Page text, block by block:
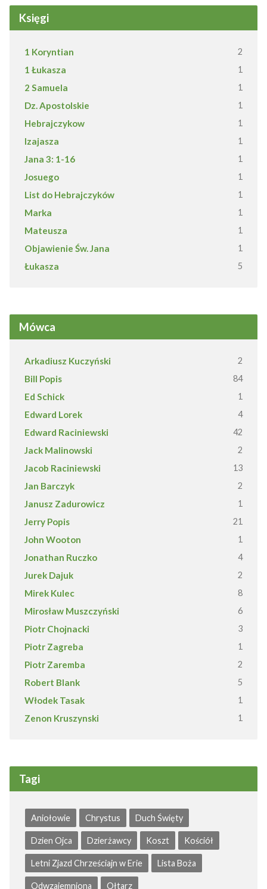
Księgi
1 Koryntian 2
1 Łukasza 1
2 Samuela 1
Dz. Apostolskie 1
Hebrajczykow 1
Izajasza 1
Jana 3: 1-16 1
Josuego 1
List do Hebrajczyków 1
Marka 1
Mateusza 1
Objawienie Św. Jana 1
Łukasza 5
Mówca
Arkadiusz Kuczyński 2
Bill Popis 84
Ed Schick 1
Edward Lorek 4
Edward Raciniewski 42
Jack Malinowski 2
Jacob Raciniewski 13
Jan Barczyk 2
Janusz Zadurowicz 1
Jerry Popis 21
John Wooton 1
Jonathan Ruczko 4
Jurek Dajuk 2
Mirek Kulec 8
Mirosław Muszczyński 6
Piotr Chojnacki 3
Piotr Zagreba 1
Piotr Zaremba 2
Robert Blank 5
Włodek Tasak 1
Zenon Kruszynski 1
Tagi
Aniołowie Chrystus Duch Święty
Dzien Ojca Dzierżawcy Koszt Kościół
Letni Zjazd Chrześciajn w Erie Lista Boża
Odwzajemniona Ołtarz